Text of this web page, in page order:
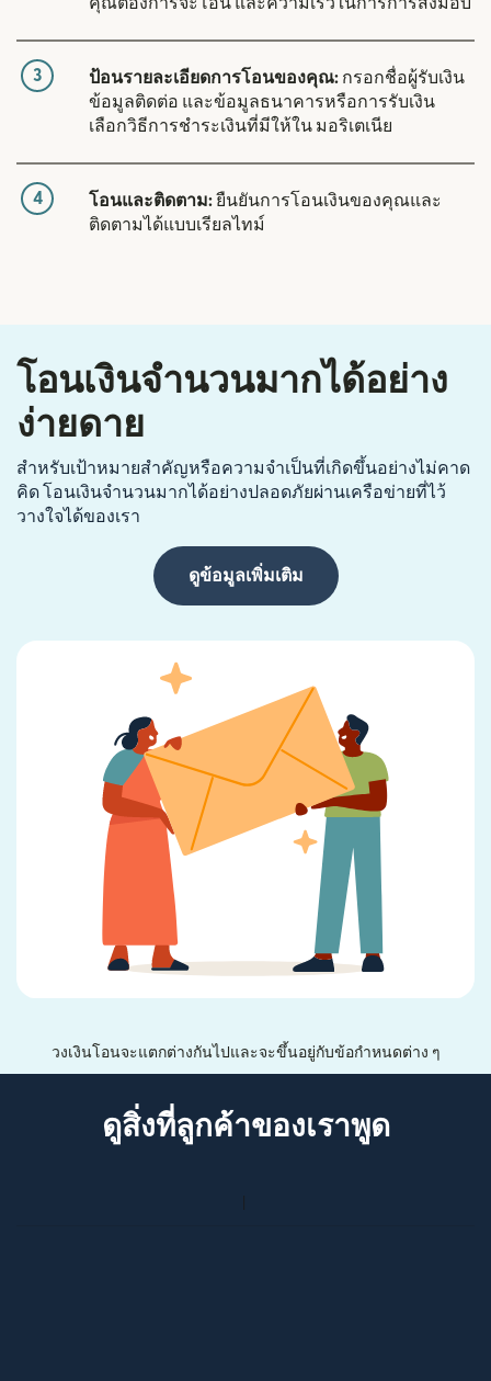
คุณต้องการจะโอน และความเร็วในการการส่งมอบ
3 ป้อนรายละเอียดการโอนของคุณ: กรอกชื่อผู้รับเงิน
ข้อมูลติดต่อ และข้อมูลธนาคารหรือการรับเงิน
เลือกวิธีการชำระเงินที่มีให้ใน มอริเตเนีย
4 โอนและติดตาม:ยืนยันการโอนเงินของคุณและ
ติดตามได้แบบเรียลไทม์
โอนเงินจำนวนมากได้อย่าง
ง่ายดาย
สำหรับเป้าหมายสำคัญหรือความจำเป็นที่เกิดขึ้นอย่างไม่คาด
คิด โอนเงินจำนวนมากได้อย่างปลอดภัยผ่านเครือข่ายที่ไว้
วางใจได้ของเรา
ดูข้อมูลเพิ่มเติม
วงเงินโอนจะแตกต่างกันไปและจะขึ้นอยู่กับข้อกำหนดต่าง ๆ
ดูสิ่งที่ลูกค้าของเราพูด